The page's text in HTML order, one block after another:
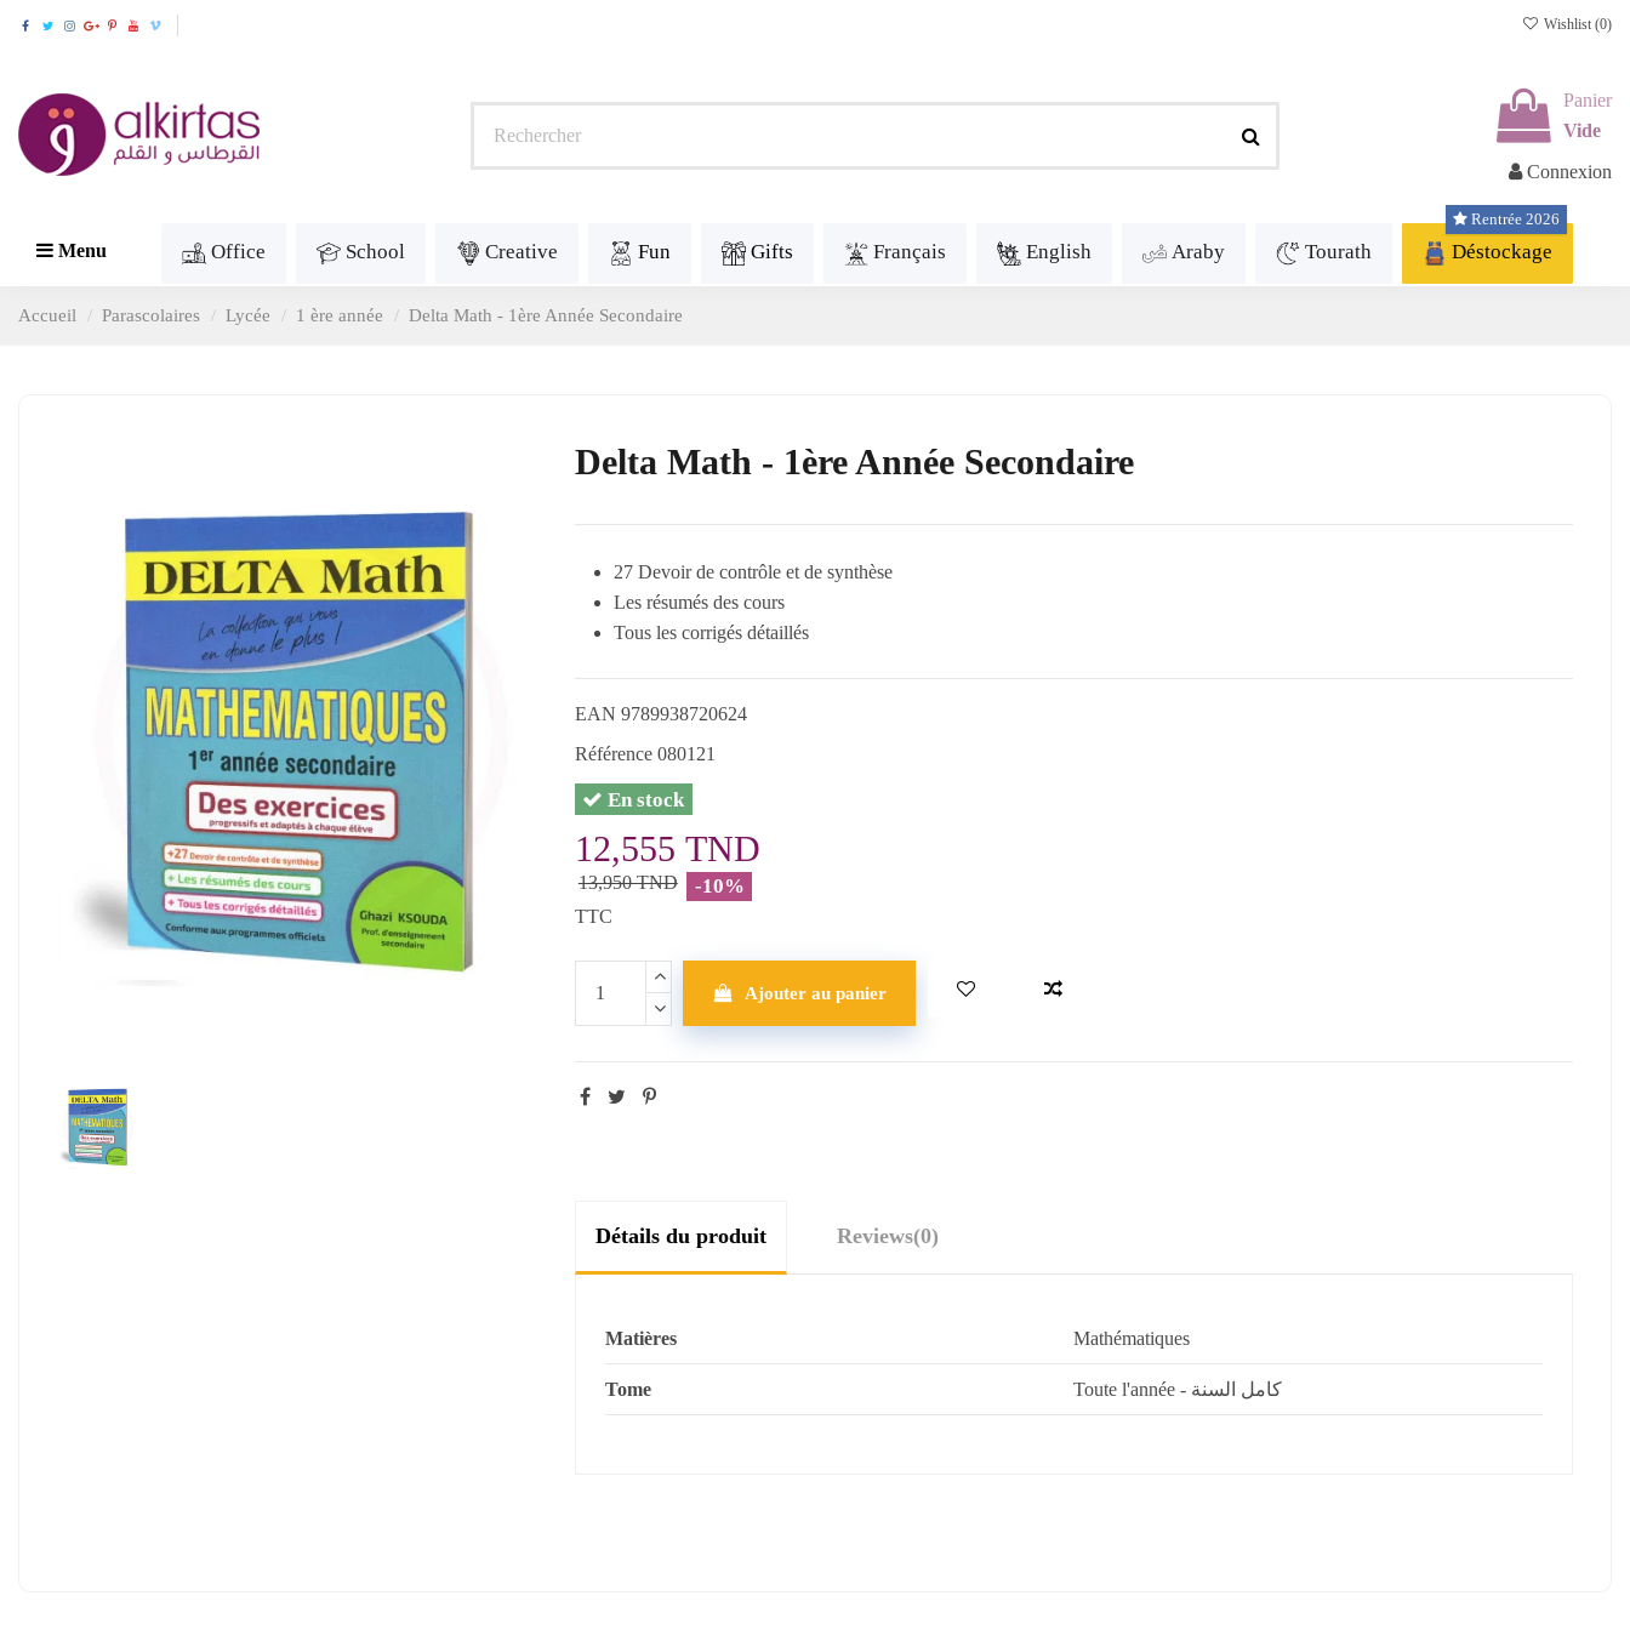
Wishlist (0)
Panier
Vide
Connexion
Menu Office School Creative Fun Gifts Français English Araby Tourath Déstockage
Rentrée 2026
Accueil Parascolaires Lycée 1 ère année Delta Math - 1ère Année Secondaire
Delta Math - 1ère Année Secondaire
27 Devoir de contrôle et de synthèse
Les résumés des cours
Tous les corrigés détaillés
EAN 9789938720624
Référence 080121
En stock
12,555 TND
13,950 TND -10%
TTC
Ajouter au panier
Détails du produit Reviews(0)
Matières Mathématiques
Tome Toute l'année - كامل السنة